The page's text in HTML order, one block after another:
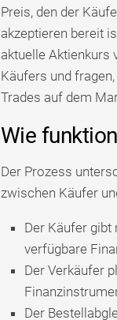
Preis, den der
akzeptieren bereit
aktuelle Aktienkurs
Käufers und
Trades auf dem
Wie
Der Prozess
zwischen Käufer
Der Käufer
verfügbare
Der Verkäufer
Der